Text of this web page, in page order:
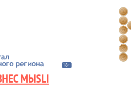
МЫSLI